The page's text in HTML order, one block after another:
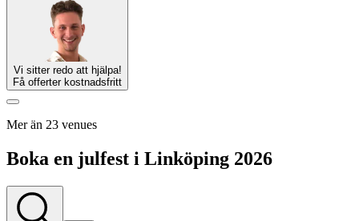
Vi sitter redo att hjälpa!
Få offerter kostnadsfritt
Mer än 23 venues
Boka en julfest i Linköping 2026